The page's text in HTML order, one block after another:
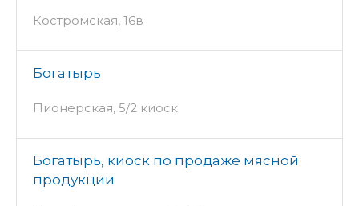
Костромская, 16в
Богатырь
Пионерская, 5/2 киоск
Богатырь, киоск по продаже мясной
продукции